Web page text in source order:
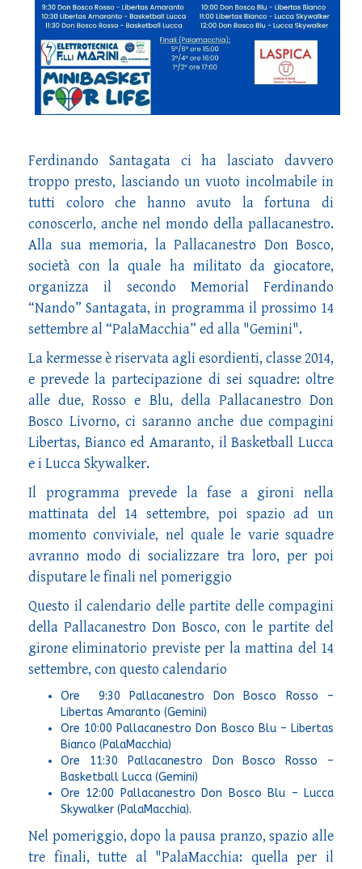
Ferdinando Santagata ci ha lasciato davvero
troppo presto, lasciando un vuoto incolmabile in
tutti coloro che hanno avuto la fortuna di
conoscerlo, anche nel mondo della pallacanestro.
Alla sua memoria, la Pallacanestro Don Bosco,
società con la quale ha militato da giocatore,
organizza il secondo Memorial Ferdinando
“Nando” Santagata, in programma il prossimo 14
settembre al “PalaMacchia” ed alla "Gemini".
La kermesse è riservata agli esordienti, classe 2014,
e prevede la partecipazione di sei squadre: oltre
alle due, Rosso e Blu, della Pallacanestro Don
Bosco Livorno, ci saranno anche due compagini
Libertas, Bianco ed Amaranto, il Basketball Lucca
e i Lucca Skywalker.
Il programma prevede la fase a gironi nella
mattinata del 14 settembre, poi spazio ad un
momento conviviale, nel quale le varie squadre
avranno modo di socializzare tra loro, per poi
disputare le finali nel pomeriggio
Questo il calendario delle partite delle compagini
della Pallacanestro Don Bosco, con le partite del
girone eliminatorio previste per la mattina del 14
settembre, con questo calendario
Ore 9:30 Pallacanestro Don Bosco Rosso –
Libertas Amaranto (Gemini)
Ore 10:00 Pallacanestro Don Bosco Blu – Libertas
Bianco (PalaMacchia)
Ore 11:30 Pallacanestro Don Bosco Rosso –
Basketball Lucca (Gemini)
Ore 12:00 Pallacanestro Don Bosco Blu – Lucca
Skywalker (PalaMacchia).
Nel pomeriggio, dopo la pausa pranzo, spazio alle
tre finali, tutte al "PalaMacchia: quella per il